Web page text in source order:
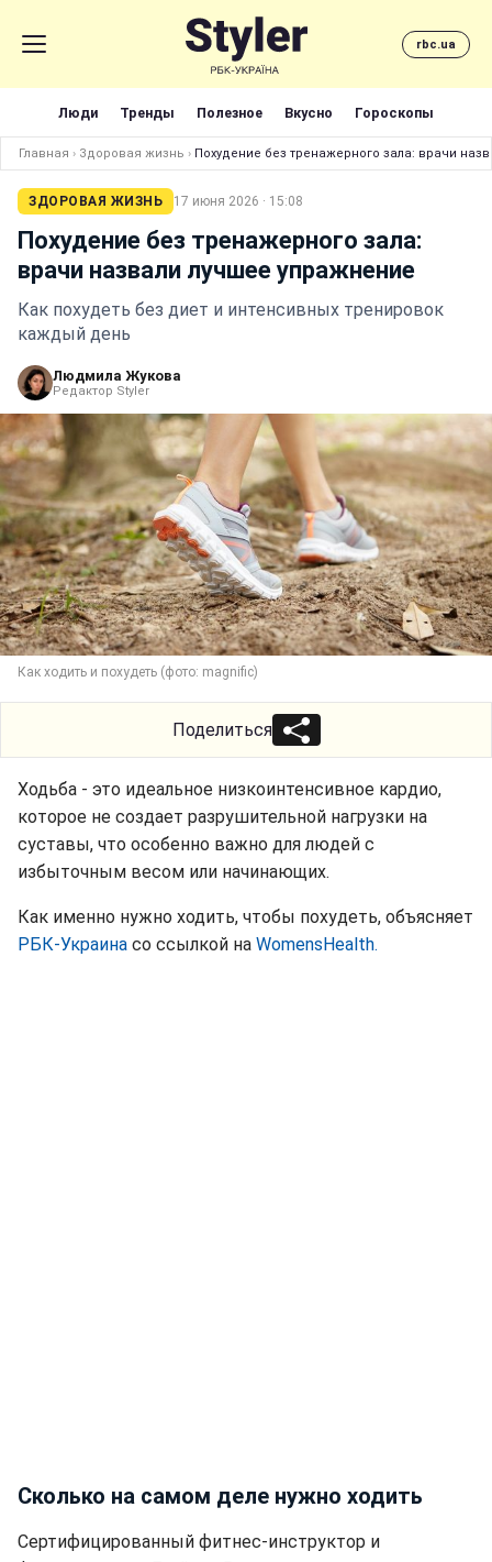
rbc.ua
Люди Тренды Полезное Вкусно Гороскопы
Главная › Здоровая жизнь › Похудение без тренажерного зала: врачи
ЗДОРОВАЯ ЖИЗНЬ 17 июня 2026 · 15:08
Похудение без тренажерного зала:
врачи назвали лучшее упражнение
Как похудеть без диет и интенсивных тренировок
каждый день
Людмила Жукова
Редактор Styler
Как ходить и похудеть (фото: magnific)
Поделиться
Ходьба - это идеальное низкоинтенсивное кардио,
которое не создает разрушительной нагрузки на
суставы, что особенно важно для людей с
избыточным весом или начинающих.
Как именно нужно ходить, чтобы похудеть, объясняет
РБК-Украина со ссылкой на WomensHealth.
Сколько на самом деле нужно ходить
Сертифицированный фитнес-инструктор и